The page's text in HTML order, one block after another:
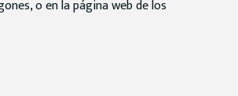
o en la página web de los